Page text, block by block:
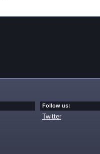
Follow us:
Twitter